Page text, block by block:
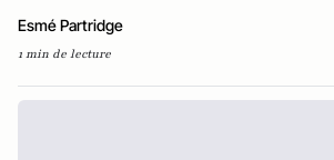
Esmé Partridge
1 min de lecture